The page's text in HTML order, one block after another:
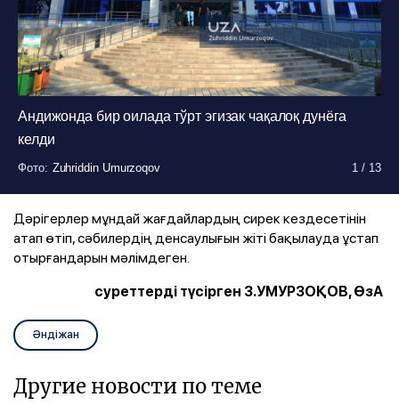
Андижонда бир оилада тўрт эгизак чақалоқ дунёга
келди
Фото: Zuhriddin Umurzoqov 1 / 13
Фото: Zuhriddin Umurzoqov 1 / 13
Фото: Zuhriddin Umurzoqov 1 / 13
Фото: Zuhriddin Umurzoqov 1 / 13
Фото: Zuhriddin Umurzoqov 1 / 13
Фото: Zuhriddin Umurzoqov 1 / 13
Фото: Zuhriddin Umurzoqov 1 / 13
Фото: Zuhriddin Umurzoqov 1 / 13
Фото: Zuhriddin Umurzoqov 1 / 13
Фото: Zuhriddin Umurzoqov 1 / 13
Фото: Zuhriddin Umurzoqov 1 / 13
Фото: Zuhriddin Umurzoqov 1 / 13
Фото Zuhriddin Umurzoqov 1 / 13
Дәрігерлер мұндай жағдайлардың сирек кездесетінін
атап өтіп, сәбилердің денсаулығын жіті бақылауда ұстап
отырғандарын мәлімдеген.
суреттерді түсірген З.УМУРЗОҚОВ, ӨзА
Әндіжан
Другие новости по теме